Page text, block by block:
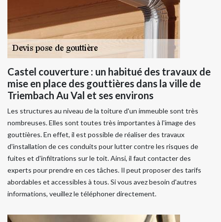
Castel couverture : un habitué des travaux de
mise en place des gouttières dans la ville de
Triembach Au Val et ses environs
Les structures au niveau de la toiture d'un immeuble sont très
nombreuses. Elles sont toutes très importantes à l'image des
gouttières. En effet, il est possible de réaliser des travaux
d'installation de ces conduits pour lutter contre les risques de
fuites et d'infiltrations sur le toit. Ainsi, il faut contacter des
experts pour prendre en ces tâches. Il peut proposer des tarifs
abordables et accessibles à tous. Si vous avez besoin d'autres
informations, veuillez le téléphoner directement.